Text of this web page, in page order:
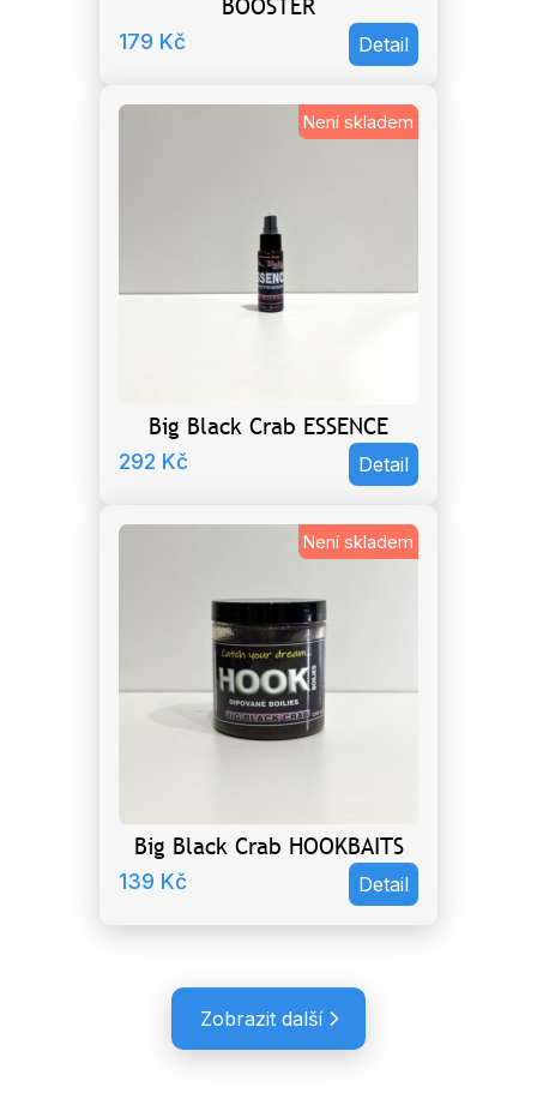
BOOSTER
179 Kč Detail
Není skladem
Big Black Crab ESSENCE
292 Kč Detail
Není skladem
Big Black Crab HOOKBAITS
139 Kč Detail
Zobrazit další